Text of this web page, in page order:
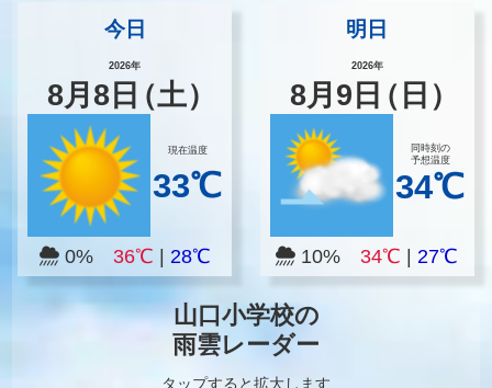
今日
2026年
8月8 日（土）
現在温度
33℃
0% 36℃ 28℃
明日
2026年
8月 9 日（日）
同時刻の
予想温度
34℃
10%34℃ |27℃
山口小学校の
雨雲レーダー
タップすると拡大します